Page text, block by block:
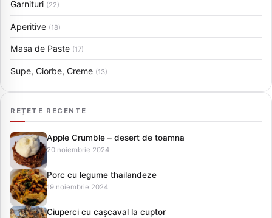
Garnituri (22)
Aperitive (18)
Masa de Paste (17)
Supe, Ciorbe, Creme (13)
REȚETE RECENTE
Apple Crumble – desert de toamna
20 noiembrie 2024
Porc cu legume thailandeze
19 noiembrie 2024
Ciuperci cu cașcaval la cuptor